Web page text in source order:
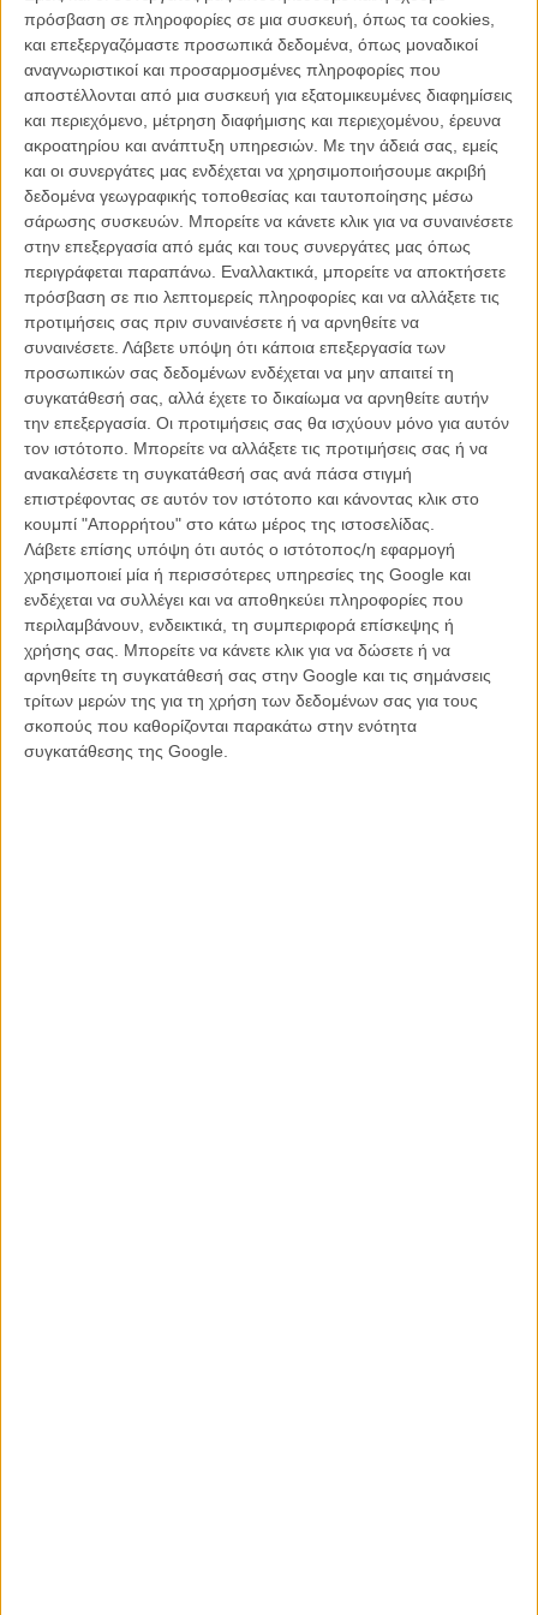
πρόσβαση σε πληροφορίες σε μια συσκευή, όπως τα cookies,
και επεξεργαζόμαστε προσωπικά δεδομένα, όπως μοναδικοί
αναγνωριστικοί και προσαρμοσμένες πληροφορίες που
αποστέλλονται από μια συσκευή για εξατομικευμένες διαφημίσεις
και περιεχόμενο, μέτρηση διαφήμισης και περιεχομένου, έρευνα
ακροατηρίου και ανάπτυξη υπηρεσιών. Με την άδειά σας, εμείς
και οι συνεργάτες μας ενδέχεται να χρησιμοποιήσουμε ακριβή
δεδομένα γεωγραφικής τοποθεσίας και ταυτοποίησης μέσω
σάρωσης συσκευών. Μπορείτε να κάνετε κλικ για να συναινέσετε
στην επεξεργασία από εμάς και τους συνεργάτες μας όπως
περιγράφεται παραπάνω. Εναλλακτικά, μπορείτε να αποκτήσετε
πρόσβαση σε πιο λεπτομερείς πληροφορίες και να αλλάξετε τις
προτιμήσεις σας πριν συναινέσετε ή να αρνηθείτε να
συναινέσετε. Λάβετε υπόψη ότι κάποια επεξεργασία των
προσωπικών σας δεδομένων ενδέχεται να μην απαιτεί τη
συγκατάθεσή σας, αλλά έχετε το δικαίωμα να αρνηθείτε αυτήν
την επεξεργασία. Οι προτιμήσεις σας θα ισχύουν μόνο για αυτόν
τον ιστότοπο. Μπορείτε να αλλάξετε τις προτιμήσεις σας ή να
ανακαλέσετε τη συγκατάθεσή σας ανά πάσα στιγμή
επιστρέφοντας σε αυτόν τον ιστότοπο και κάνοντας κλικ στο
κουμπί "Απορρήτου" στο κάτω μέρος της ιστοσελίδας.
Λάβετε επίσης υπόψη ότι αυτός ο ιστότοπος/η εφαρμογή
χρησιμοποιεί μία ή περισσότερες υπηρεσίες της Google και
ενδέχεται να συλλέγει και να αποθηκεύει πληροφορίες που
περιλαμβάνουν, ενδεικτικά, τη συμπεριφορά επίσκεψης ή
χρήσης σας. Μπορείτε να κάνετε κλικ για να δώσετε ή να
αρνηθείτε τη συγκατάθεσή σας στην Google και τις σημάνσεις
τρίτων μερών της για τη χρήση των δεδομένων σας για τους
σκοπούς που καθορίζονται παρακάτω στην ενότητα
συγκατάθεσης της Google.
Μια από αυτές φαίνεται πως είναι και η νέα περιπέτεια του Τομ
Κρουζ «Επικίνδυνη Αποστολή: Η Εσχατη Τιμωρία», η οποία,
σύμφωνα με το Deadline, ίσως κάνει την πρεμιέρα της στις Κάννες
πριν βγει στις αίθουσες στις 22 Μαΐου.
Οπως επισημαίνει το ρεπορτάζ, το φεστιβάλ έχει μια λογική
εγγύτητα με τη γαλλική κυκλοφορία της ταινίας και μια προβολή εκεί
θα μπορούσε να βοηθήσει να συγκεντρωθεί κάποιο πρώιμο buzz.
Ενα εφευρετικό κόλπο, όχι διαφορετικό από αυτό που επιχείρησε ο
Κρουζ στην τελετή λήξης των Ολυμπιακών Αγώνων του Παρισιού το
περασμένο καλοκαίρι, το οποίο θα μπορούσε να είναι απλώς το
τράνταγμα που χρειάζεται η ταινία για να πετύχει εισπρακτικά.
Διαβάστε ακόμα:Πρέπει να δούμε την «Επικίνδυνη
Αποστολή: Η Εσχατη Τιμωρία» σύμφωνα με τον Τομ Κρουζ